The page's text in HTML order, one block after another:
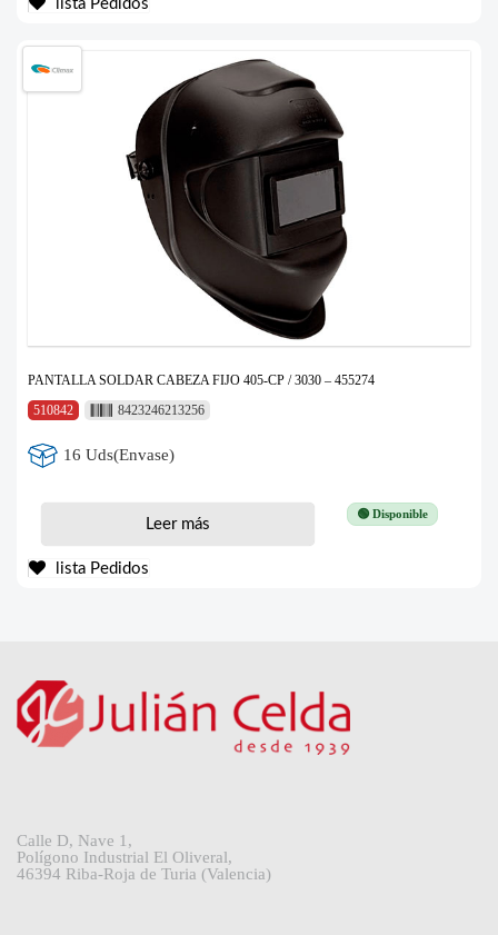
lista Pedidos
PANTALLA SOLDAR CABEZA FIJO 405-CP / 3030 – 455274
510842
8423246213256
16 Uds(Envase)
🟢 Disponible
Leer más
lista Pedidos
Calle D, Nave 1,
Polígono Industrial El Oliveral,
46394 Riba-Roja de Turia (Valencia)